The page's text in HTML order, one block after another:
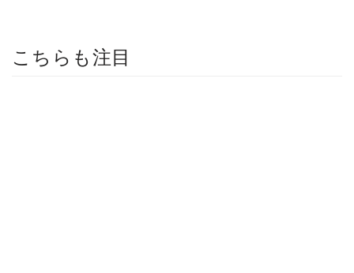
こちらも注目